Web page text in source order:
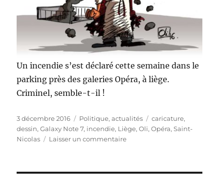
Un incendie s’est déclaré cette semaine dans le
parking près des galeries Opéra, à liège.
Criminel, semble-t-il !
Publié
le
3 décembre 2016 Catégories
Politique, actualités Étiquettes
caricature,
dessin,Galaxy Note 7, incendie, Liège,Oli,Opéra,Saint-
Nicolas
Laisser un commentairesur